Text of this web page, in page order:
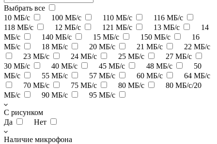
Выбрать все
10 МБ/с
100 МБ/с 110 МБ/с
116 МБ/с
118 МБ/с
12 МБ/с 121 МБ/с 13 МБ/c
14
МБ/с
140 МБ/с 15 МБ/с 150 МБ/с
16
МБ/с
18 МБ/с 20 МБ/с 21 МБ/с
22 МБ/с
23 МБ/с
24 МБ/с 25 МБ/с
27 МБ/с
30 МБ/с
40 МБ/с 45 МБ/с 48 МБ/с
50
МБ/с
55 МБ/с 57 МБ/с 60 МБ/с
64 МБ/с
70 МБ/с
75 МБ/с 80 МБ/с
80 МБ/с/20
МБ/с
90 МБ/с 95 МБ/с
С рисунком
Да
Нет
Наличие микрофона